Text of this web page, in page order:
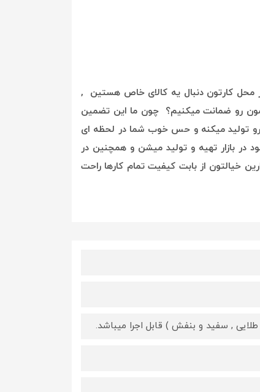
محل کارتون دنبال یه کالای خاص هستین ,
رو ضمانت میکنیم؟ چون ما این تضمین
تولید میکنه و حس خوب شما در لحظه ای
در بازار تهیه و تولید میشن و همچنین در
خیالتون از بابت کیفیت تمام کارها راحت
, سفید و بنفش ) قابل اجرا میباشد.